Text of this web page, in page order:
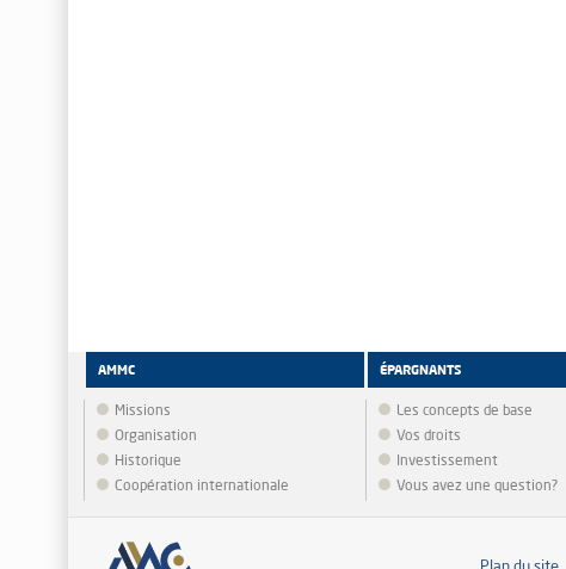
AMMC
Missions
Organisation
Historique
Coopération internationale
ÉPARGNANTS
Les concepts de base
Vos droits
Investissement
Vous avez une question?